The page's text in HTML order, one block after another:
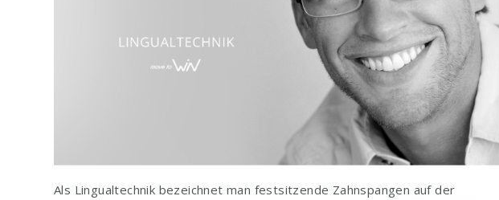
Als Lingualtechnik bezeichnet man festsitzende Zahnspangen auf der